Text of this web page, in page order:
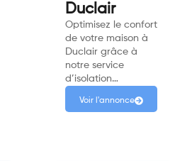
Duclair
Optimisez le confort
de votre maison à
Duclair grâce à
notre service
d’isolation…
Voir l'annonce